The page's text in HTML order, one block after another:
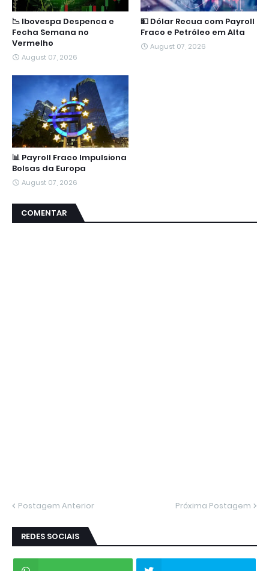
📉 Ibovespa Despenca e
Fecha Semana no
Vermelho
August 07, 2026
💵 Dólar Recua com Payroll
Fraco e Petróleo em Alta
August 07, 2026
📊 Payroll Fraco Impulsiona
Bolsas da Europa
August 07, 2026
COMENTAR
Postagem Anterior Próxima Postagem
REDES SOCIAIS